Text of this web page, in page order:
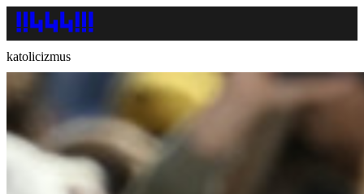
katolicizmus